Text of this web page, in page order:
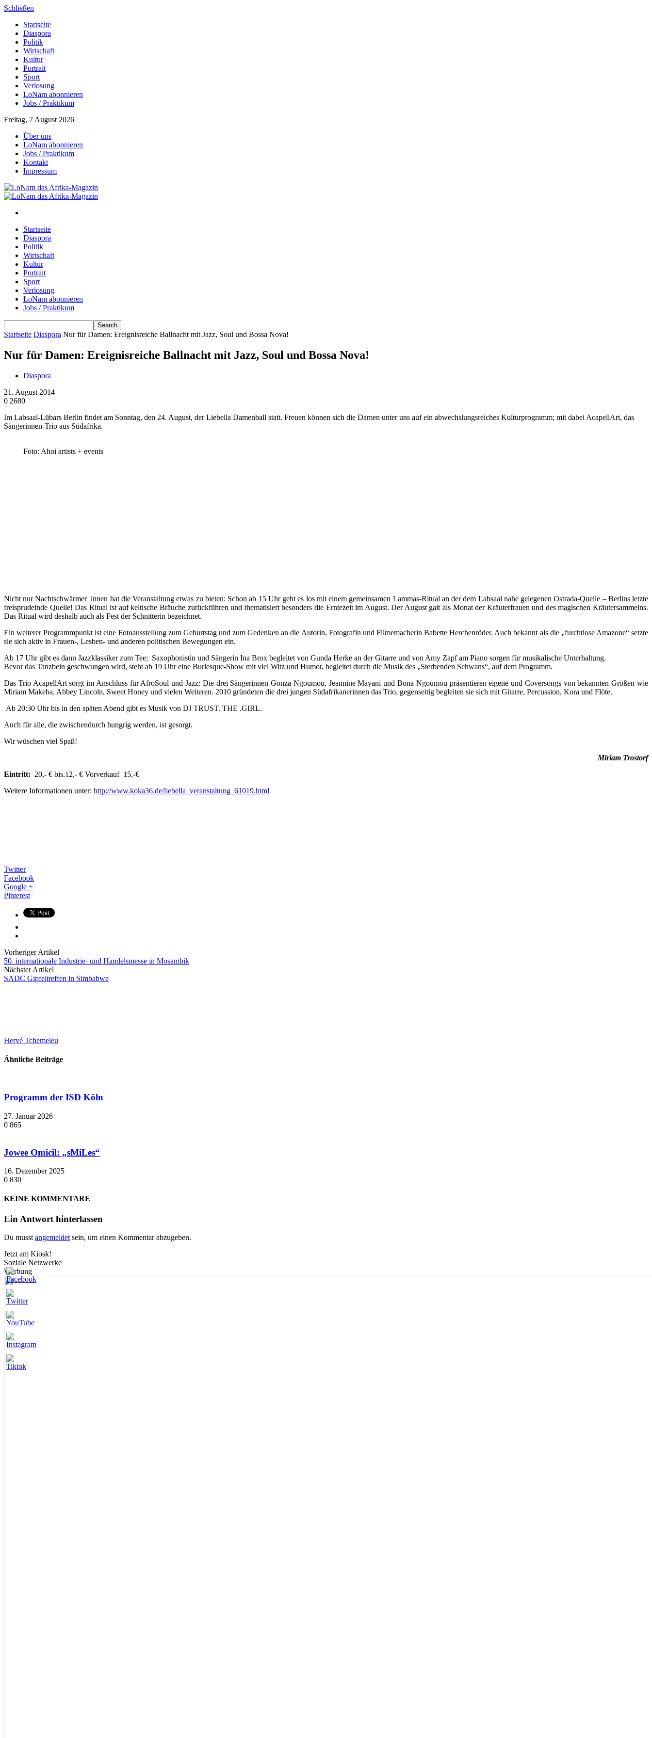
Schließen
Startseite
Diaspora
Politik
Wirtschaft
Kultur
Portrait
Sport
Verlosung
LoNam abonnieren
Jobs / Praktikum
Freitag, 7 August 2026
Über uns
LoNam abonnieren
Jobs / Praktikum
Kontakt
Impressum
Startseite
Diaspora
Politik
Wirtschaft
Kultur
Portrait
Sport
Verlosung
LoNam abonnieren
Jobs / Praktikum
Startseite Diaspora Nur für Damen: Ereignisreiche Ballnacht mit Jazz, Soul und Bossa Nova!
Nur für Damen: Ereignisreiche Ballnacht mit Jazz, Soul und Bossa Nova!
Diaspora
21. August 2014
0 2680
Im Labsaal-Lübars Berlin findet am Sonntag, den 24. August, der Liebella Damenball statt. Freuen können sich die Damen unter uns auf ein abwechslungsreiches Kulturprogramm; mit dabei AcapellArt, das
Sängerinnen-Trio aus Südafrika.
Foto: Ahoi artists + events
Nicht nur Nachtschwärmer_innen hat die Veranstaltung etwas zu bieten: Schon ab 15 Uhr geht es los mit einem gemeinsamen Lammas-Ritual an der dem Labsaal nahe gelegenen Ostrada-Quelle – Berlins letzte
freisprudelnde Quelle! Das Ritual ist auf keltische Bräuche zurückführen und thematisiert besonders die Erntezeit im August. Der August galt als Monat der Kräuterfrauen und des magischen Kräutersammelns.
Das Ritual wird deshalb auch als Fest der Schnitterin bezeichnet.
Ein weiterer Programmpunkt ist eine Fotoausstellung zum Geburtstag und zum Gedenken an die Autorin, Fotografin und Filmemacherin Babette Herchenröder. Auch bekannt als die „furchtlose Amazone“ setzte
sie sich aktiv in Frauen-, Lesben- und anderen politischen Bewegungen ein.
Ab 17 Uhr gibt es dann Jazzklassiker zum Tee; Saxophonistin und Sängerin Ina Brox begleitet von Gunda Herke an der Gitarre und von Amy Zapf am Piano sorgen für musikalische Unterhaltung.
Bevor das Tanzbein geschwungen wird, steht ab 19 Uhr eine Burlesque-Show mit viel Witz und Humor, begleitet durch die Musik des „Sterbenden Schwans“, auf dem Programm.
Das Trio AcapellArt sorgt im Anschluss für AfroSoul und Jazz: Die drei Sängerinnen Gonza Ngoumou, Jeannine Mayani und Bona Ngoumou präsentieren eigene und Coversongs von bekannten Größen wie
Miriam Makeba, Abbey Lincoln, Sweet Honey und vielen Weiteren. 2010 gründeten die drei jungen Südafrikanerinnen das Trio, gegenseitig begleiten sie sich mit Gitarre, Percussion, Kora und Flöte.
Ab 20:30 Uhr bis in den späten Abend gibt es Musik von DJ TRUST. THE .GIRL.
Auch für alle, die zwischendurch hungrig werden, ist gesorgt.
Wir wüschen viel Spaß!
Miriam Trostorf
Eintritt: 20,- € bis.12,- € Vorverkauf 15,-€
Weitere Informationen unter: http://www.koka36.de/liebella_veranstaltung_61019.html
Twitter
Facebook
Google +
Pinterest
Vorheriger Artikel
50. internationale Industrie- und Handelsmesse in Mosambik
Nächster Artikel
SADC Gipfeltreffen in Simbabwe
Hervé Tchemeleu
Ähnliche Beiträge
Programm der ISD Köln
27. Januar 2026
0 865
Jowee Omicil: „sMiLes“
16. Dezember 2025
0 830
KEINE KOMMENTARE
Ein Antwort hinterlassen
Du musstangemeldetsein, um einen Kommentar abzugeben.
Jetzt am Kiosk!
Soziale Netzwerke
Werbung